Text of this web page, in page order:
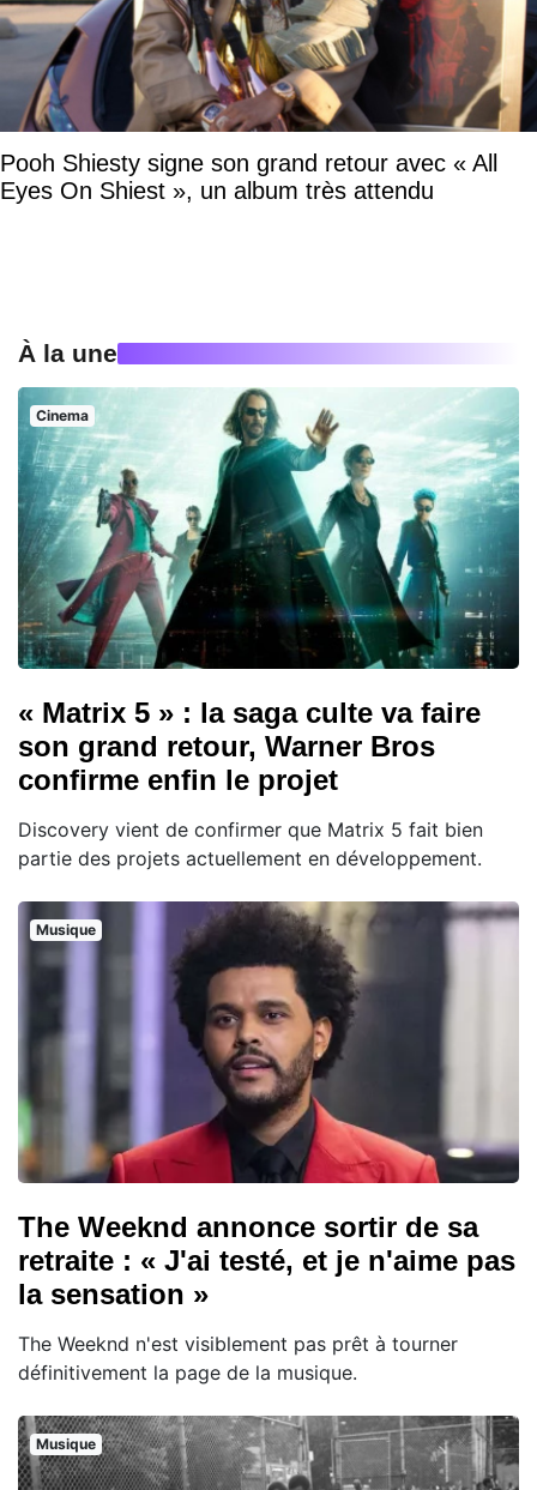
Pooh Shiesty signe son grand retour avec « All
Eyes On Shiest », un album très attendu
À la une
Cinema
« Matrix 5 » : la saga culte va faire
son grand retour, Warner Bros
confirme enfin le projet
Discovery vient de confirmer que Matrix 5 fait bien
partie des projets actuellement en développement.
Musique
The Weeknd annonce sortir de sa
retraite : « J'ai testé, et je n'aime pas
la sensation »
The Weeknd n'est visiblement pas prêt à tourner
définitivement la page de la musique.
Musique